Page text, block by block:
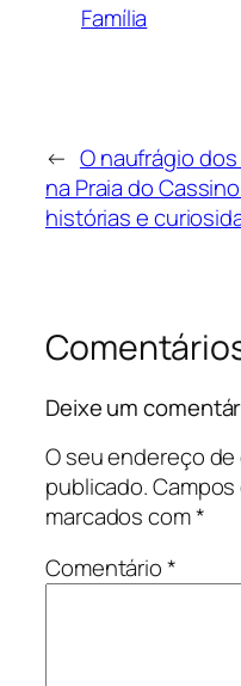
Família
← O naufrágio
na Praia do
histórias e
Deixe um
O seu endereço
publicado.
marcados com*
Comentário*